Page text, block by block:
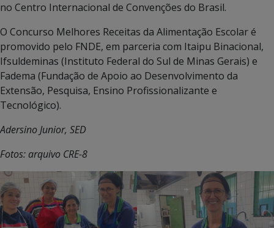
no Centro Internacional de Convenções do Brasil.
O Concurso Melhores Receitas da Alimentação Escolar é
promovido pelo FNDE, em parceria com Itaipu Binacional,
Ifsuldeminas (Instituto Federal do Sul de Minas Gerais) e
Fadema (Fundação de Apoio ao Desenvolvimento da
Extensão, Pesquisa, Ensino Profissionalizante e
Tecnológico).
Adersino Junior, SED
Fotos: arquivo CRE-8